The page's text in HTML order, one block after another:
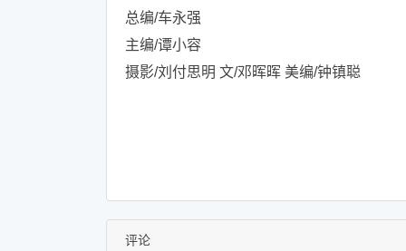
总编/车永强
主编/谭小容
摄影/刘付思明 文/邓晖晖 美编/钟镇聪
评论